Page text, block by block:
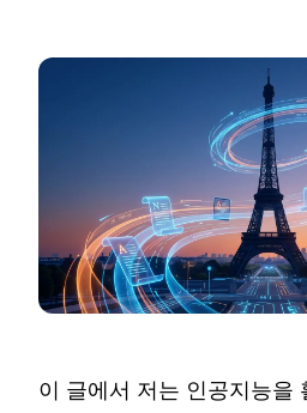
이 글에서 저는 인공지능을